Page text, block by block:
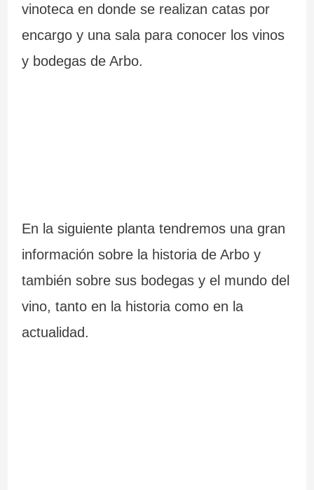
vinoteca en donde se realizan catas por
encargo y una sala para conocer los vinos
y bodegas de Arbo.
En la siguiente planta tendremos una gran
información sobre la historia de Arbo y
también sobre sus bodegas y el mundo del
vino, tanto en la historia como en la
actualidad.